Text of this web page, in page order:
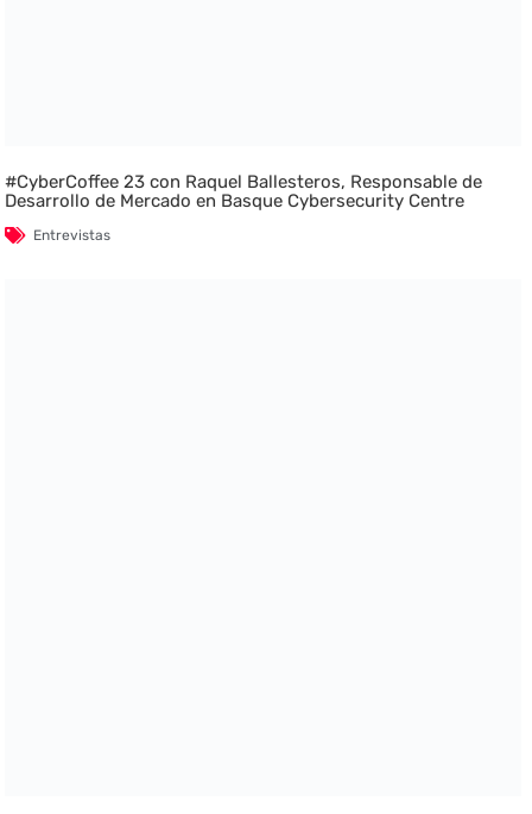
#CyberCoffee 23 con Raquel Ballesteros, Responsable de
Desarrollo de Mercado en Basque Cybersecurity Centre
Entrevistas